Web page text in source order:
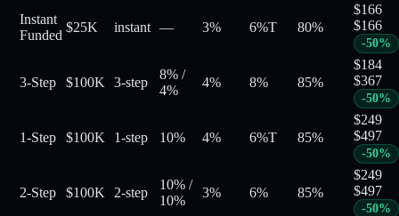
Instant
Funded
$25K instant — 3% 6%T 80%
$166
$166
-50%
3-Step $100K 3-step
8% /
4%
4% 8% 85%
$184
$367
-50%
1-Step $100K 1-step 10% 4% 6%T 85%
$249
$497
-50%
2-Step $100K 2-step
10% /
10%
3% 6% 85%
$249
$497
-50%